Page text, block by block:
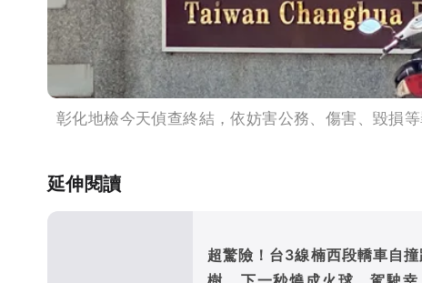
彰化地檢今天偵查終結，依妨害公務、傷害、毀損
延伸閱讀
超驚險！台3線楠西段轎車自撞